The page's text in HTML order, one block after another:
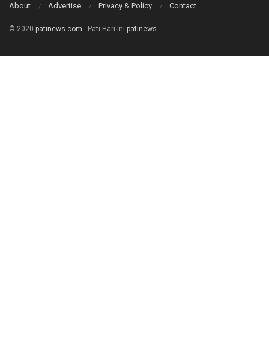
About Advertise Privacy & Policy Contact
© 2020 patinews.com - Pati Hari Ini patinews